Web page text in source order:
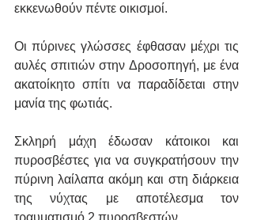
εκκενωθούν πέντε οικισμοί.
Οι πύρινες γλώσσες έφθασαν μέχρι τις
αυλές σπιτιών στην Δροσοπηγή, με ένα
ακατοίκητο σπίτι να παραδίδεται στην
μανία της φωτιάς.
Σκληρή μάχη έδωσαν κάτοικοι και
πυροσβέστες για να συγκρατήσουν την
πύρινη λαίλαπα ακόμη και στη διάρκεια
της νύχτας με αποτέλεσμα τον
τραυματισμό 2 πυροσβεστών.